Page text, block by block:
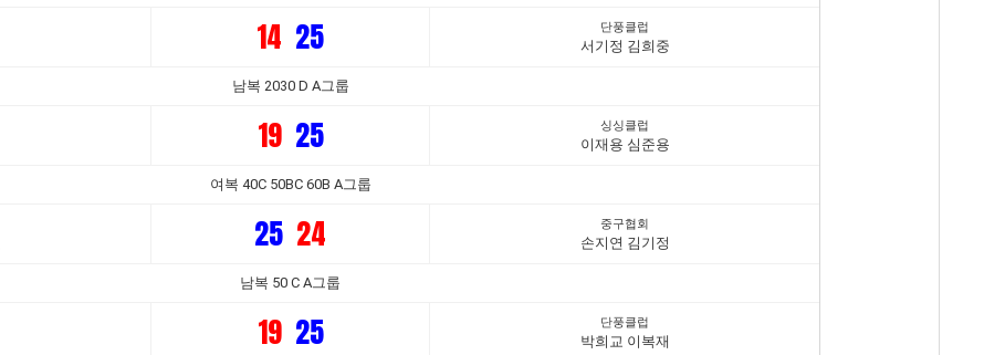
14 25 단풍클럽
서기정 김희중
남복 2030 D A그룹
19 25 싱싱클럽
이재용 심준용
여복 40C 50BC 60B A그룹
25 24 중구협회
손지연 김기정
남복 50 C A그룹
19 25 단풍클럽
박희교 이복재